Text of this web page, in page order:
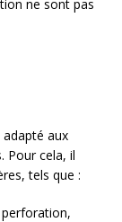
ne sont pas
aux
Pour cela, il
tels que :
perforation,